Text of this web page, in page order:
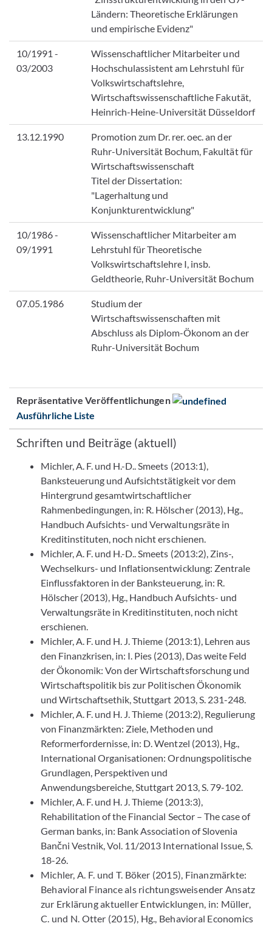
Ländern: Theoretische Erklärungen
und empirische Evidenz"
10/1991 -
03/2003
Wissenschaftlicher Mitarbeiter und
Hochschulassistent am Lehrstuhl für
Volkswirtschaftslehre,
Wirtschaftswissenschaftliche Fakutät,
Heinrich-Heine-Universität Düsseldorf
13.12.1990
Promotion zum Dr. rer. oec. an der
Ruhr-Universität Bochum, Fakultät für
Wirtschaftswissenschaft
Titel der Dissertation:
"Lagerhaltung und
Konjunkturentwicklung"
10/1986 -
09/1991
Wissenschaftlicher Mitarbeiter am
Lehrstuhl für Theoretische
Volkswirtschaftslehre I, insb.
Geldtheorie, Ruhr-Universität Bochum
07.05.1986
Studium der
Wirtschaftswissenschaften mit
Abschluss als Diplom-Ökonom an der
Ruhr-Universität Bochum
Repräsentative Veröffentlichungen
Ausführliche Liste
Schriften und Beiträge (aktuell)
Michler, A. F. und H.-D.. Smeets (2013:1),
Banksteuerung und Aufsichtstätigkeit vor dem
Hintergrund gesamtwirtschaftlicher
Rahmenbedingungen, in: R. Hölscher (2013), Hg.,
Handbuch Aufsichts- und Verwaltungsräte in
Kreditinstituten, noch nicht erschienen.
Michler, A. F. und H.-D.. Smeets (2013:2), Zins-,
Wechselkurs- und Inflationsentwicklung: Zentrale
Einflussfaktoren in der Banksteuerung, in: R.
Hölscher (2013), Hg., Handbuch Aufsichts- und
Verwaltungsräte in Kreditinstituten, noch nicht
erschienen.
Michler, A. F. und H. J. Thieme (2013:1), Lehren aus
den Finanzkrisen, in: I. Pies (2013), Das weite Feld
der Ökonomik: Von der Wirtschaftsforschung und
Wirtschaftspolitik bis zur Politischen Ökonomik
und Wirtschaftsethik, Stuttgart 2013, S. 231-248.
Michler, A. F. und H. J. Thieme (2013:2), Regulierung
von Finanzmärkten: Ziele, Methoden und
Reformerfordernisse, in: D. Wentzel (2013), Hg.,
International Organisationen: Ordnungspolitische
Grundlagen, Perspektiven und
Anwendungsbereiche, Stuttgart 2013, S. 79-102.
Michler, A. F. und H. J. Thieme (2013:3),
Rehabilitation of the Financial Sector – The case of
German banks, in: Bank Association of Slovenia
Bančni Vestnik, Vol. 11/2013 International Issue, S.
18-26.
Michler, A. F. und T. Böker (2015), Finanzmärkte:
Behavioral Finance als richtungsweisender Ansatz
zur Erklärung aktueller Entwicklungen, in: Müller,
C. und N. Otter (2015), Hg., Behavioral Economics